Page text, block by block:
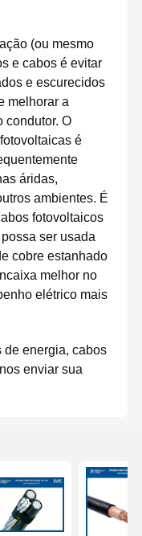
(ou mesmo
e cabos é evitar
e escurecidos
melhorar a
condutor. O
é
áridas,
ambientes. É
fotovoltaicos
ser usada
cobre estanhado
melhor no
elétrico mais
de energia, cabos
enviar sua